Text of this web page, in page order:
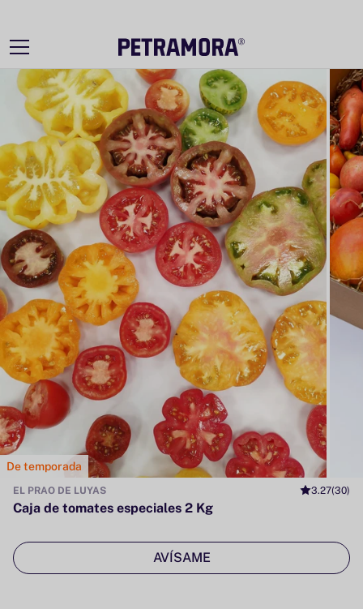
De temporada
EL PRAO DE LUYAS 3.27(30)
Caja de tomates especiales 2 Kg
AVÍSAME